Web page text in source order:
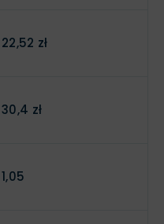
22,52 zł
30,4 zł
1,05